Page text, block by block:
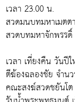
เวลา 23.00 น.
สวดมนบทมหาเมต
สวดบทมหาจักพรร
เวลา เที่ยงคืน วันปี
ตีฆ้องฉลองชัย จำน
คณะสงฆ์สวดชยันโ